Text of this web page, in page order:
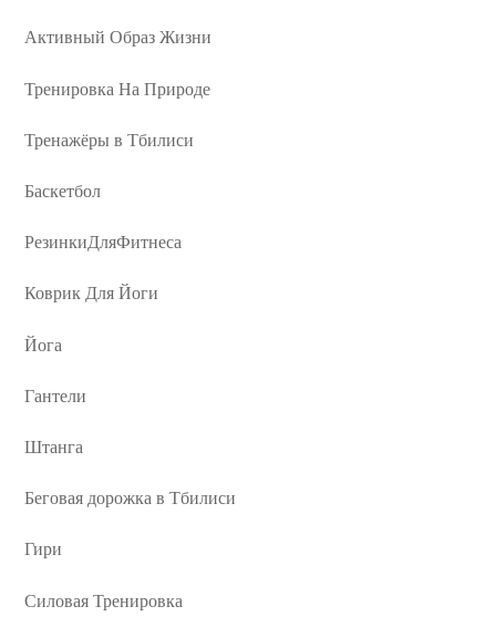
Активный Образ Жизни
Тренировка На Природе
Тренажёры в Тбилиси
Баскетбол
РезинкиДляФитнеса
Коврик Для Йоги
Йога
Гантели
Штанга
Беговая дорожка в Тбилиси
Гири
Силовая Тренировка